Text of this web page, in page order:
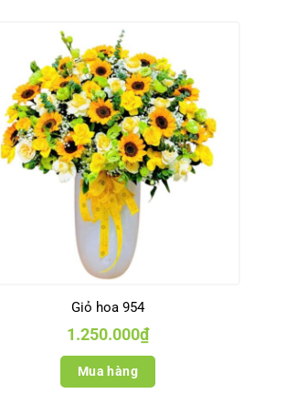
Giỏ hoa 954
1.250.000₫
Mua hàng